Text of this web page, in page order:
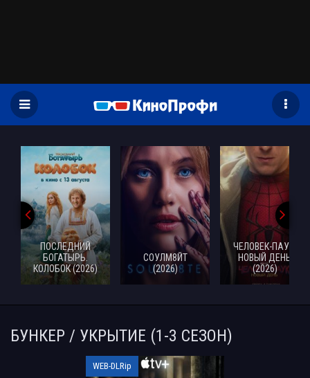
ПОСЛЕДНИЙ
БОГАТЫРЬ.
КОЛОБОК (2026)
СОУЛМ8ЙТ
(2026)
ЧЕЛОВЕК-ПАУК:
НОВЫЙ ДЕНЬ
(2026)
БУНКЕР / УКРЫТИЕ (1-3 СЕЗОН)
WEB-DLRip